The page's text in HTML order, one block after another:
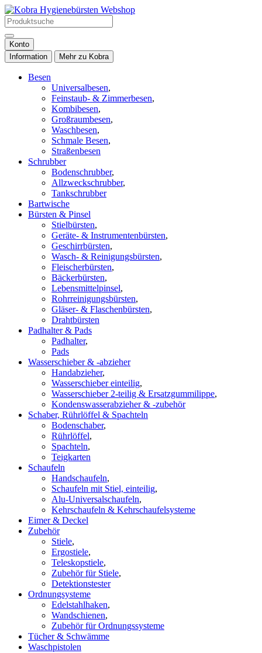
Konto
Information
Mehr zu Kobra
Besen
Universalbesen,
Feinstaub- & Zimmerbesen,
Kombibesen,
Großraumbesen,
Waschbesen,
Schmale Besen,
Straßenbesen
Schrubber
Bodenschrubber,
Allzweckschrubber,
Tankschrubber
Bartwische
Bürsten & Pinsel
Stielbürsten,
Geräte- & Instrumentenbürsten,
Geschirrbürsten,
Wasch- & Reinigungsbürsten,
Fleischerbürsten,
Bäckerbürsten,
Lebensmittelpinsel,
Rohrreinigungsbürsten,
Gläser- & Flaschenbürsten,
Drahtbürsten
Padhalter & Pads
Padhalter,
Pads
Wasserschieber & -abzieher
Handabzieher,
Wasserschieber einteilig,
Wasserschieber 2-teilig & Ersatzgummilippe,
Kondenswasserabzieher & -zubehör
Schaber, Rührlöffel & Spachteln
Bodenschaber,
Rührlöffel,
Spachteln,
Teigkarten
Schaufeln
Handschaufeln,
Schaufeln mit Stiel, einteilig,
Alu-Universalschaufeln,
Kehrschaufeln & Kehrschaufelsysteme
Eimer & Deckel
Zubehör
Stiele,
Ergostiele,
Teleskopstiele,
Zubehör für Stiele,
Detektionstester
Ordnungsysteme
Edelstahlhaken,
Wandschienen,
Zubehör für Ordnungssysteme
Tücher & Schwämme
Waschpistolen